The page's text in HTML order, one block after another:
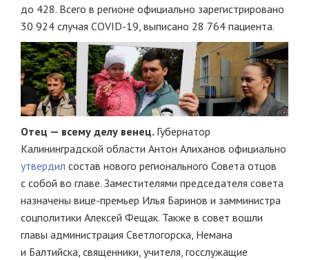
до 428. Всего в регионе официально зарегистрировано
30 924 случая COVID-19, выписано 28 764 пациента.
Отец — всему делу венец. Губернатор
Калининградской области Антон Алиханов официально
утвердил состав нового регионального Совета отцов
с собой во главе. Заместителями председателя совета
назначены вице-премьер Илья Баринов и замминистра
соцполитики Алексей Фещак. Также в совет вошли
главы администрация Светлогорска, Немана
и Балтийска, священники, учителя, госслужащие